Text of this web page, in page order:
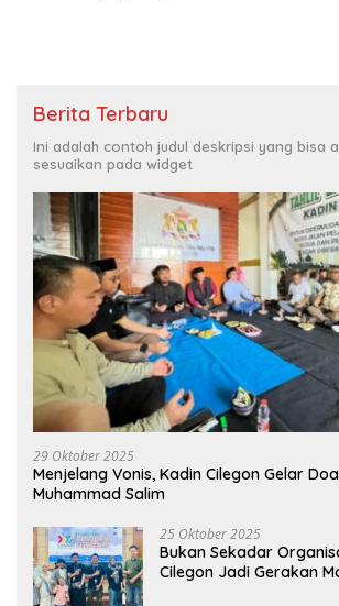
Berita Terbaru
Ini adalah contoh judul deskripsi yang bisa
sesuaikan pada widget
29 Oktober 2025
Menjelang Vonis, Kadin Cilegon Gelar
Muhammad Salim
25 Oktober 2025
Bukan Sekadar
Cilegon Jadi Gerakan